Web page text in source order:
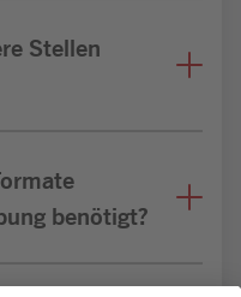
Stellen
benötigt?